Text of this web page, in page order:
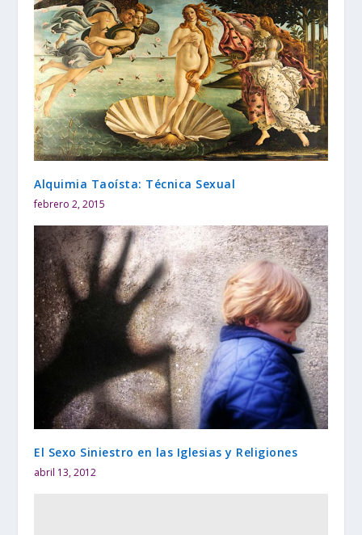
Alquimia Taoísta: Técnica Sexual
febrero 2, 2015
El Sexo Siniestro en las Iglesias y Religiones
abril 13, 2012